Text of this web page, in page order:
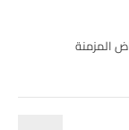
المزمنة